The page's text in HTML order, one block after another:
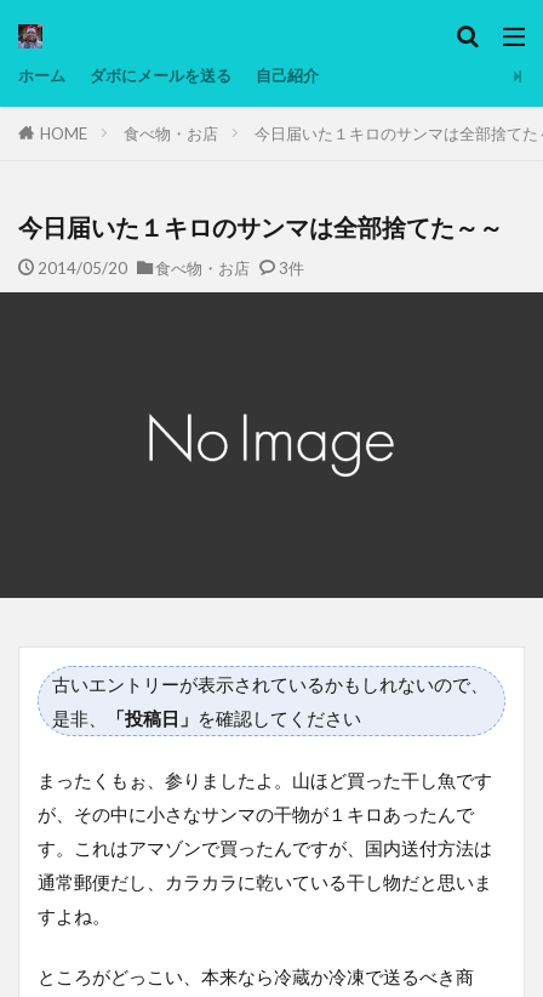
ホーム ダボにメールを送る 自己紹介
HOME 食べ物・お店 今日届いた１キロのサンマは全部捨てた
今日届いた１キロのサンマは全部捨てた～～
2014/05/20 食べ物・お店 3件
古いエントリーが表示されているかもしれないので、
是非、
「投稿日」 を確認してください
まったくもぉ、参りましたよ。山ほど買った干し魚です
が、その中に小さなサンマの干物が１キロあったんで
す。これはアマゾンで買ったんですが、国内送付方法は
通常郵便だし、カラカラに乾いている干し物だと思いま
すよね。
ところがどっこい、本来なら冷蔵か冷凍で送るべき商
タグ
マレーシア動画
ヨーグルト
備忘録
動画 日本人村社会 脱水シート